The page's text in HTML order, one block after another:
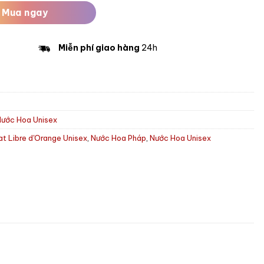
Mua ngay
Miễn phí giao hàng 24h
Hoa Unisex
Libre d'Orange Unisex,Nước Hoa Pháp,Nước Hoa Unisex